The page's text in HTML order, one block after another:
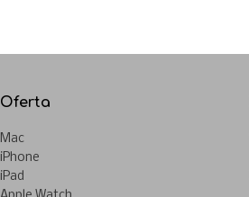
Oferta
Mac
iPhone
iPad